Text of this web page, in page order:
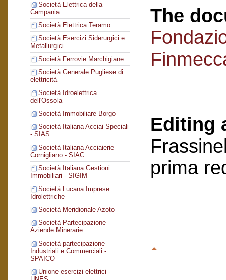
Società Elettrica della
Campania
Società Elettrica Teramo
Società Esercizi Siderurgici e
Metallurgici
Società Ferrovie Marchigiane
Società Generale Pugliese di
elettricità
Società Idroelettrica
dell'Ossola
Società Immobiliare Borgo
Società Italiana Acciai Speciali
- SIAS
Società Italiana Acciaierie
Cornigliano - SIAC
Società Italiana Gestioni
Immobiliari - SIGIM
Società Lucana Imprese
Idrolettriche
Società Meridionale Azoto
Società Partecipazione
Aziende Minerarie
Società partecipazione
Industriali e Commerciali -
SPAICO
Unione esercizi elettrici -
The
Editing
prima